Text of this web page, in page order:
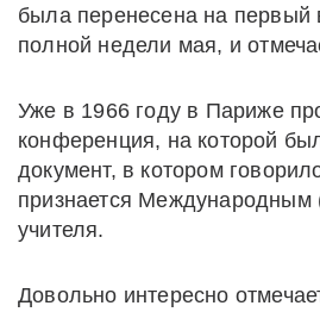
была перенесена на первый
полной недели мая, и
Уже в 1966 году в Париже
конференция, на которой
документ, в котором
признается Международным
учителя.
Довольно интересно